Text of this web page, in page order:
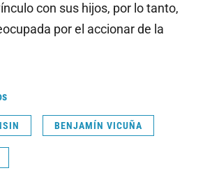
con sus hijos, por lo tanto,
por el accionar de la
BENJAMÍN VICUÑA